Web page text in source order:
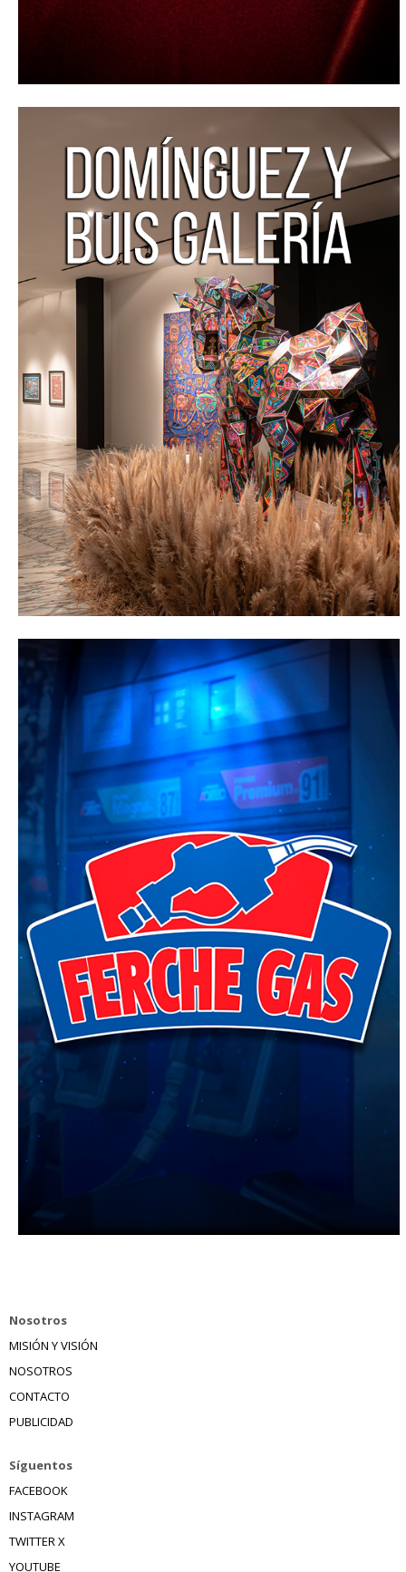
Nosotros
MISIÓN Y VISIÓN
NOSOTROS
CONTACTO
PUBLICIDAD
Síguentos
FACEBOOK
INSTAGRAM
TWITTER X
YOUTUBE